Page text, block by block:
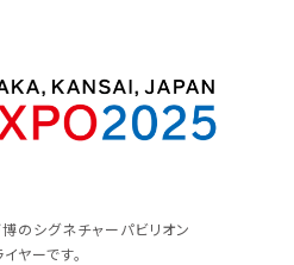
のシグネチャーパビリオン
ヤーです。